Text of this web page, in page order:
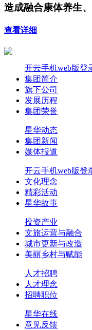
造成融合康体养生
查看详细
开云手机web版登
集团简介
旗下公司
发展历程
集团荣誉
星华动态
集团新闻
媒体报道
开云手机web版登
文化理念
精彩活动
星华故事
投资产业
文旅运营与融合
城市更新与改造
美丽乡村与赋能
人才招聘
人才理念
招聘职位
星华在线
意见反馈